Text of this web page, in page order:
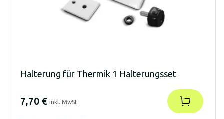
Halterung für Thermik 1 Halterungsset
7,70 € inkl. MwSt.